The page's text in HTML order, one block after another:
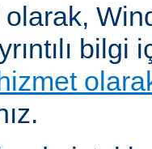
bilgi
olarak